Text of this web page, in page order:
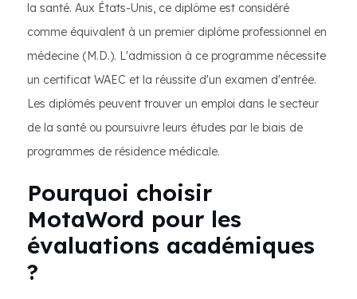
la santé. Aux États-Unis, ce diplôme est considéré
comme équivalent à un premier diplôme professionnel en
médecine (M.D.). L'admission à ce programme nécessite
un certificat WAEC et la réussite d'un examen d'entrée.
Les diplômés peuvent trouver un emploi dans le secteur
de la santé ou poursuivre leurs études par le biais de
programmes de résidence médicale.
Pourquoi choisir
MotaWord pour les
évaluations académiques
?